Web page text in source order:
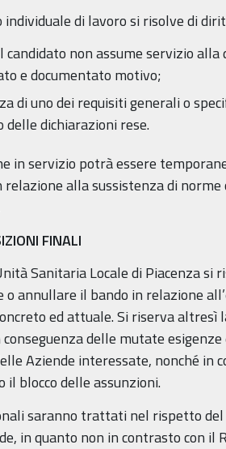
di lavoro si risolve di
candidato non assume servizio
e documentato motivo;
di uno dei requisiti generali o
delle dichiarazioni rese.
in servizio potrà essere
alla sussistenza di norme
FINALI
Sanitaria Locale di Piacenza
o annullare il bando in relazione
ed attuale. Si riserva
conseguenza delle mutate
Aziende interessate, nonché in
il blocco delle assunzioni.
saranno trattati nel rispetto
in quanto non in contrasto con il